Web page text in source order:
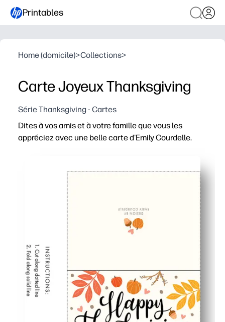
Printables
Home (domicile)>Collections>
Carte Joyeux Thanksgiving
Série Thanksgiving - Cartes
Dites à vos amis et à votre famille que vous les
appréciez avec une belle carte d'Emily Courdelle.
Les œuvres chaleureuses et modernes d'Emily
Beaucoup d'espace à l'intérieur pour que les enfants
Pratique pour les journées chargées - imprimeen une